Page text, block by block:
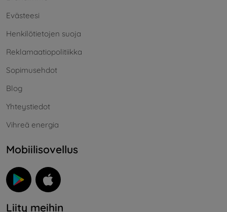
Evästeesi
Henkilötietojen suoja
Reklamaatiopolitiikka
Sopimusehdot
Blog
Yhteystiedot
Vihreä energia
Mobiilisovellus
Liity meihin